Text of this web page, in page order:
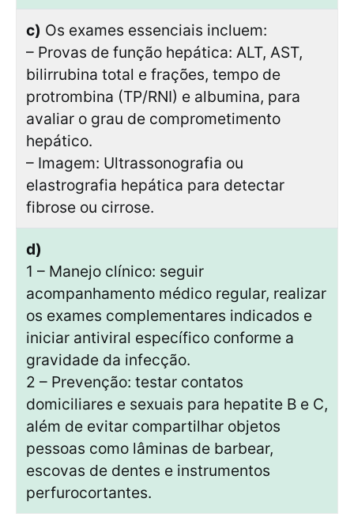
c) Os exames essenciais incluem:
– Provas de função hepática: ALT, AST,
bilirrubina total e frações, tempo de
protrombina (TP/RNI) e albumina, para
avaliar o grau de comprometimento
hepático.
– Imagem: Ultrassonografia ou
elastrografia hepática para detectar
fibrose ou cirrose.
d)
1 – Manejo clínico: seguir
acompanhamento médico regular, realizar
os exames complementares indicados e
iniciar antiviral específico conforme a
gravidade da infecção.
2 – Prevenção: testar contatos
domiciliares e sexuais para hepatite B e C,
além de evitar compartilhar objetos
pessoas como lâminas de barbear,
escovas de dentes e instrumentos
perfurocortantes.